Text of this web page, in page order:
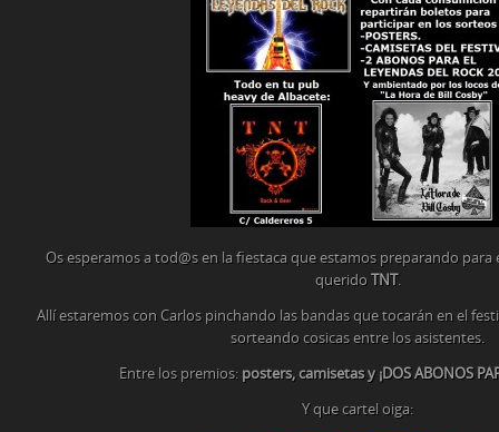
Os esperamos a tod@s en la fiestaca que estamos preparando para
querido TNT.
Allí estaremos con Carlos pinchando las bandas que tocarán en el
sorteando cosicas entre los asistentes.
Entre los premios: posters, camisetas y ¡DOS ABONOS
Y que cartel oiga: